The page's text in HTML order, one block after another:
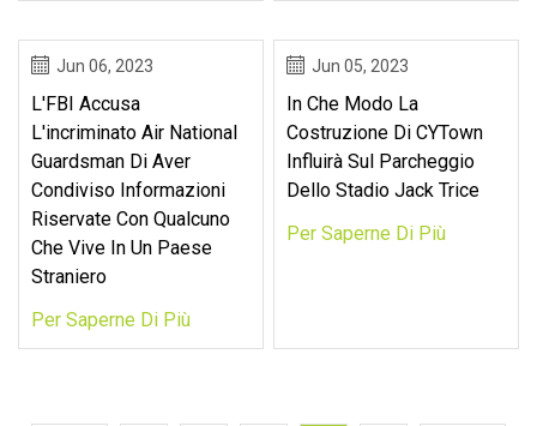
Jun 06, 2023
L'FBI Accusa
L'incriminato Air National
Guardsman Di Aver
Condiviso Informazioni
Riservate Con Qualcuno
Che Vive In Un Paese
Straniero
Per Saperne Di Più
Jun 05, 2023
In Che Modo La
Costruzione Di CYTown
Influirà Sul Parcheggio
Dello Stadio Jack Trice
Per Saperne Di Più